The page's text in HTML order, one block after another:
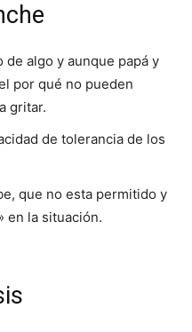
algo y aunque papá y
por qué no pueden
gritar.
de tolerancia de los
que no esta permitido y
en la situación.